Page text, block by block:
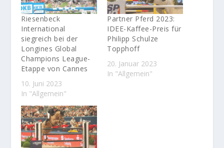
Riesenbeck
International
siegreich bei der
Longines Global
Champions League-
Etappe von Cannes
10. Juni 2023
In "Allgemein"
Partner Pferd 2023:
IDEE-Kaffee-Preis für
Philipp Schulze
Topphoff
20. Januar 2023
In "Allgemein"